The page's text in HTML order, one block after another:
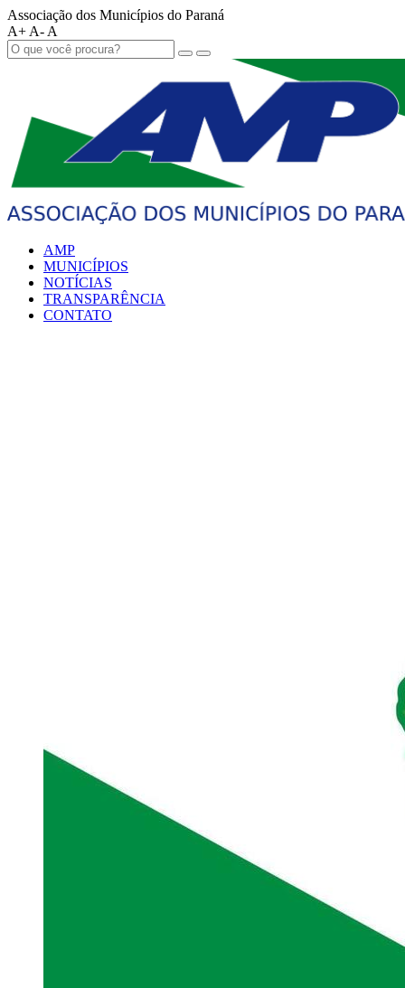
Associação dos Municípios do Paraná
A+ A- A
AMP
MUNICÍPIOS
NOTÍCIAS
TRANSPARÊNCIA
CONTATO